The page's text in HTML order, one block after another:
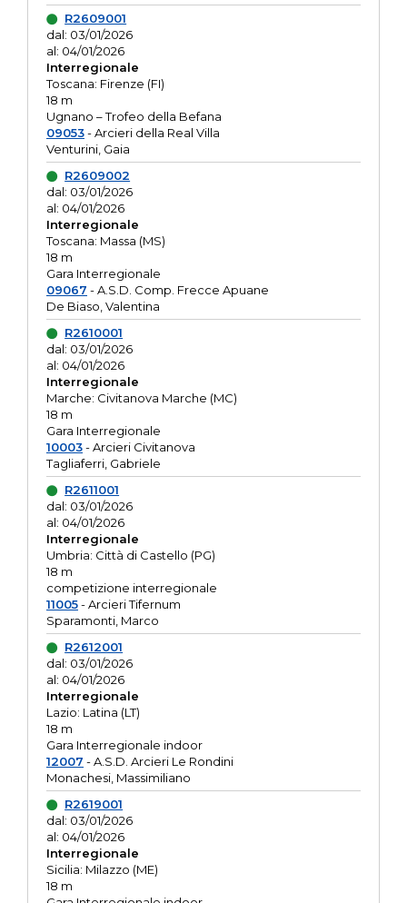
R2609001
dal: 03/01/2026
al: 04/01/2026
Interregionale
Toscana: Firenze (FI)
18 m
Ugnano – Trofeo della Befana
09053- Arcieri della Real Villa
Venturini, Gaia
R2609002
dal: 03/01/2026
al: 04/01/2026
Interregionale
Toscana: Massa (MS)
18 m
Gara Interregionale
09067 - A.S.D. Comp. Frecce Apuane
De Biaso, Valentina
R2610001
dal: 03/01/2026
al: 04/01/2026
Interregionale
Marche: Civitanova Marche (MC)
18 m
Gara Interregionale
10003- Arcieri Civitanova
Tagliaferri, Gabriele
R2611001
dal: 03/01/2026
al: 04/01/2026
Interregionale
Umbria: Città di Castello (PG)
18 m
competizione interregionale
11005- Arcieri Tifernum
Sparamonti, Marco
R2612001
dal: 03/01/2026
al: 04/01/2026
Interregionale
Lazio: Latina (LT)
18 m
Gara Interregionale indoor
12007 - A.S.D. Arcieri Le Rondini
Monachesi, Massimiliano
R2619001
dal: 03/01/2026
al: 04/01/2026
Interregionale
Sicilia: Milazzo (ME)
18 m